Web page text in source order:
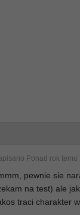
Ponad rok temu
pewnie sie
na test) ale
traci charakter